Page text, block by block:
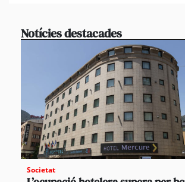
Notícies destacades
Societat